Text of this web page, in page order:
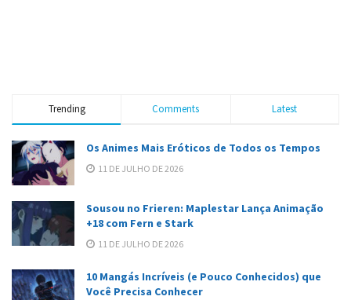
Trending Comments Latest
Os Animes Mais Eróticos de Todos os Tempos
11 DE JULHO DE 2026
Sousou no Frieren: Maplestar Lança Animação
+18 com Fern e Stark
11 DE JULHO DE 2026
10 Mangás Incríveis (e Pouco Conhecidos) que
Você Precisa Conhecer